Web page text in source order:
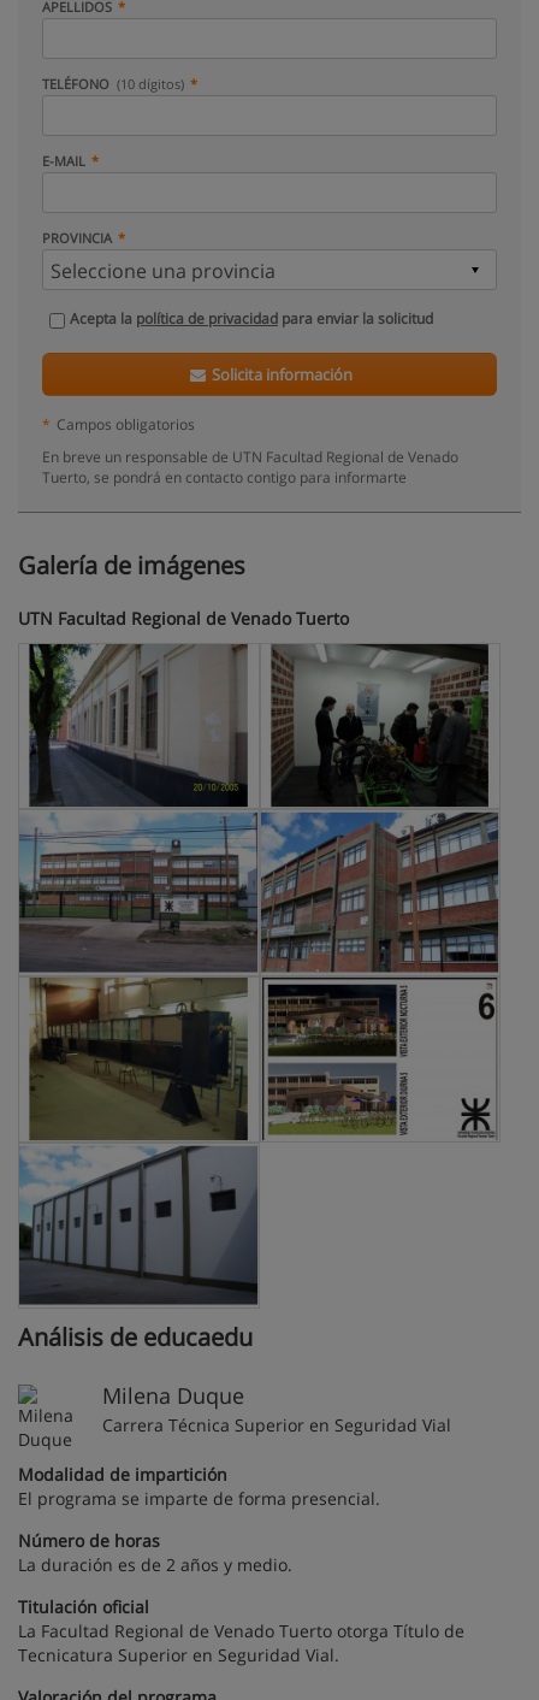
APELLIDOS
TELÉFONO (10 dígitos)
E-MAIL
PROVINCIA
Acepta la política de privacidad para enviar la solicitud
Solicita información
* Campos obligatorios
En breve un responsable de UTN Facultad Regional de Venado
Tuerto, se pondrá en contacto contigo para informarte
Galería de imágenes
UTN Facultad Regional de Venado Tuerto
Análisis de educaedu
Milena Duque
Carrera Técnica Superior en Seguridad Vial
Modalidad de impartición
El programa se imparte de forma presencial.
Número de horas
La duración es de 2 años y medio.
Titulación oficial
La Facultad Regional de Venado Tuerto otorga Título de
Tecnicatura Superior en Seguridad Vial.